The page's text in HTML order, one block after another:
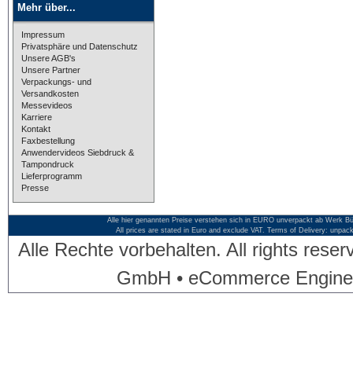
Mehr über...
Impressum
Privatsphäre und Datenschutz
Unsere AGB's
Unsere Partner
Verpackungs- und
Versandkosten
Messevideos
Karriere
Kontakt
Faxbestellung
Anwendervideos Siebdruck &
Tampondruck
Lieferprogramm
Presse
Alle hier genannten Preise verstehen sich in EURO unverpackt ab Werk
All prices are stated in Euro and exclude VAT. Terms of Delivery:
Alle Rechte vorbehalten. All rights
GmbH • eCommerce